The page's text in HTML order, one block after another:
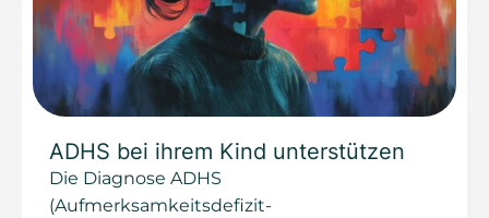
ADHS bei ihrem Kind unterstützen
Die Diagnose ADHS
(Aufmerksamkeitsdefizit-